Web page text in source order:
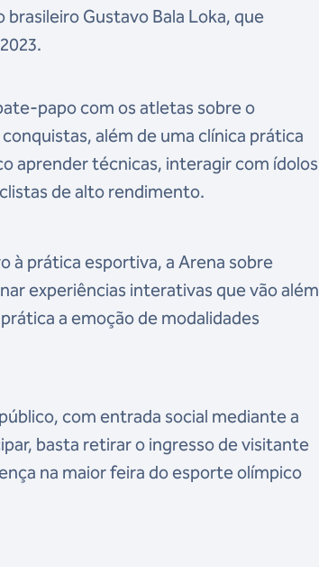
brasileiro Gustavo Bala Loka, que
papo com os atletas sobre o
além de uma clínica prática
aprender técnicas, interagir com ídolos
de alto rendimento.
à prática esportiva, a Arena sobre
experiências interativas que vão além
a emoção de modalidades
com entrada social mediante a
basta retirar o ingresso de visitante
na maior feira do esporte olímpico